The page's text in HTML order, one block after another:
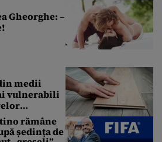
Gheorghe: –
medii
vulnerabili
rămâne
ședința de